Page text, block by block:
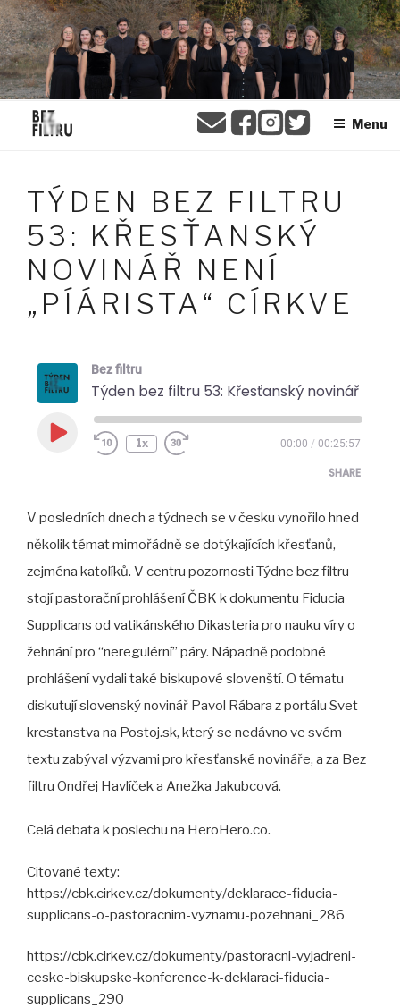
Přejít
k
obsahu
webu
BEZ FILTRU
Menu
TÝDEN BEZ FILTRU
53: KŘESŤANSKÝ
NOVINÁŘ NENÍ
„PÍÁRISTA“ CÍRKVE
Bez filtru
Play
Episode
1x 00:00 / 00:25:57
SHARE
SHARE
EMBED
V posledních dnech a týdnech se v česku vynořilo hned
několik témat mimořádně se dotýkajících křesťanů,
zejména katolíků. V centru pozornosti Týdne bez filtru
stojí pastorační prohlášení ČBK k dokumentu Fiducia
Supplicans od vatikánského Dikasteria pro nauku víry o
žehnání pro “neregulérní” páry. Nápadně podobné
prohlášení vydali také biskupové slovenští. O tématu
diskutují slovenský novinář Pavol Rábara z portálu Svet
krestanstva na Postoj.sk, který se nedávno ve svém
textu zabýval výzvami pro křesťanské novináře, a za Bez
filtru Ondřej Havlíček a Anežka Jakubcová.
Celá debata k poslechu na HeroHero.co.
Citované texty:
https://cbk.cirkev.cz/dokumenty/deklarace-fiducia-
supplicans-o-pastoracnim-vyznamu-pozehnani_286
https://cbk.cirkev.cz/dokumenty/pastoracni-vyjadreni-
ceske-biskupske-konference-k-deklaraci-fiducia-
supplicans_290